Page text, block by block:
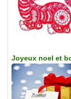
Joyeux noel et